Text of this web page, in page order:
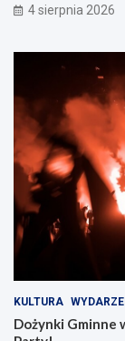
4 sierpnia 2026
KULTURA
Dożynki Gminne